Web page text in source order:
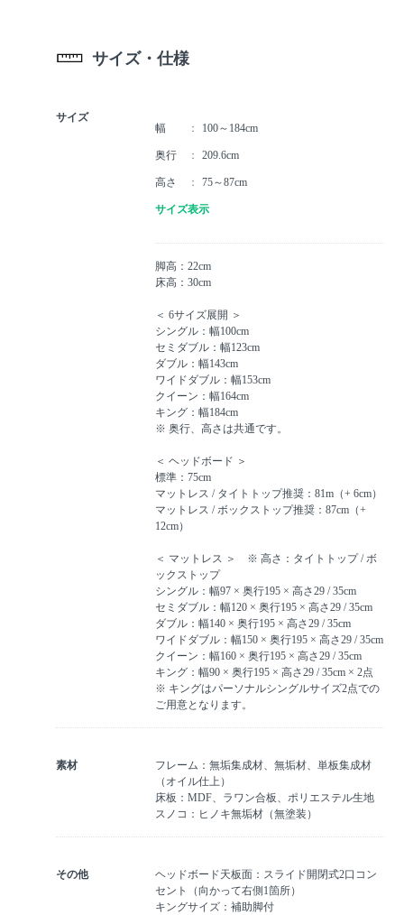
サイズ・仕様
サイズ
幅
100～184cm
奥行 209.6cm
高さ 75～87cm
サイズ表示
脚高：22cm
床高：30cm
＜ 6サイズ展開 ＞
シングル：幅100cm
セミダブル：幅123cm
ダブル：幅143cm
ワイドダブル：幅153cm
クイーン：幅164cm
キング：幅184cm
※ 奥行、高さは共通です。
＜ ヘッドボード ＞
標準：75cm
マットレス / タイトトップ推奨：81m（+ 6cm）
マットレス / ボックストップ推奨：87cm（+
12cm）
＜ マットレス ＞ ※ 高さ：タイトトップ / ボ
ックストップ
シングル：幅97 × 奥行195 × 高さ29 / 35cm
セミダブル：幅120 × 奥行195 × 高さ29 / 35cm
ダブル：幅140 × 奥行195 × 高さ29 / 35cm
ワイドダブル：幅150 × 奥行195 × 高さ29 / 35cm
クイーン：幅160 × 奥行195 × 高さ29 / 35cm
キング：幅90 × 奥行195 × 高さ29 / 35cm × 2点
※ キングはパーソナルシングルサイズ2点での
ご用意となります。
素材
フレーム：無垢集成材、無垢材、単板集成材
（オイル仕上）
床板：MDF、ラワン合板、ポリエステル生地
スノコ：ヒノキ無垢材（無塗装）
その他
ヘッドボード天板面：スライド開閉式2口コン
セント（向かって右側1箇所）
キングサイズ：補助脚付